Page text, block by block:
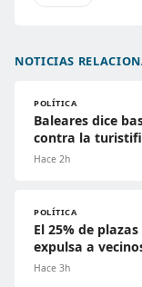
NOTICIAS
POLÍTICA
Baleares dice
contra la
Hace 2h
POLÍTICA
El 25% de
expulsa a
Hace 3h